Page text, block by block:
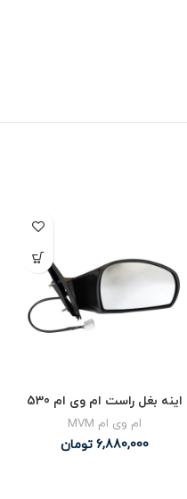
اینه بغل راست ام وی ام 530
ام وی ام MVM
6,880,000 تومان